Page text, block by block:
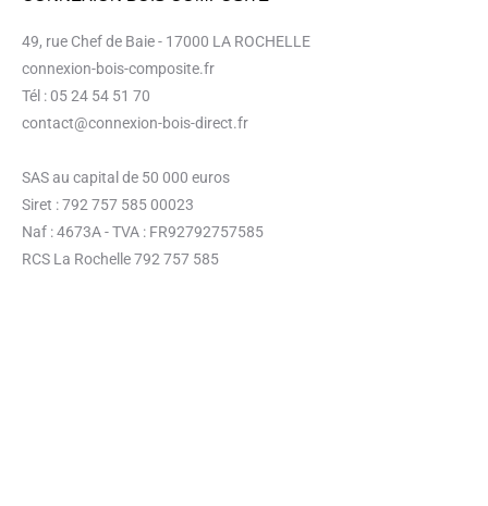
49, rue Chef de Baie - 17000 LA ROCHELLE
connexion-bois-composite.fr
Tél : 05 24 54 51 70
contact@connexion-bois-direct.fr
SAS au capital de 50 000 euros
Siret : 792 757 585 00023
Naf : 4673A - TVA : FR92792757585
RCS La Rochelle 792 757 585